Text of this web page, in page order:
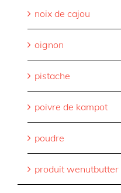
noix de cajou
oignon
pistache
poivre de kampot
poudre
produit wenutbutter